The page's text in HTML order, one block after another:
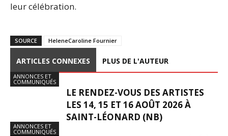
leur célébration.
SOURCE HeleneCaroline Fournier
ARTICLES CONNEXES PLUS DE L'AUTEUR
ANNONCES ET
COMMUNIQUÉS
LE RENDEZ-VOUS DES ARTISTES
LES 14, 15 ET 16 AOÛT 2026 À
SAINT-LÉONARD (NB)
ANNONCES ET
COMMUNIQUÉS